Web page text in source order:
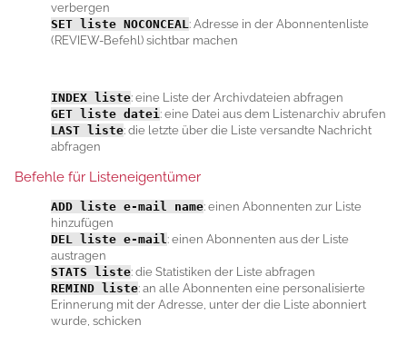
verbergen
SET
liste NOCONCEAL: Adresse in der Abonnentenliste
(REVIEW-Befehl) sichtbar machen
INDEX liste: eine Liste der Archivdateien abfragen
GET
liste datei: eine Datei aus dem Listenarchiv abrufen
LAST
liste: die letzte über die Liste versandte Nachricht
abfragen
Befehle für Listeneigentümer
ADD liste e-mail name: einen Abonnenten zur Liste
hinzufügen
DEL liste e-mail : einen Abonnenten aus der Liste
austragen
STATS liste: die Statistiken der Liste abfragen
REMIND liste: an alle Abonnenten eine personalisierte
Erinnerung mit der Adresse, unter der die Liste abonniert
wurde, schicken